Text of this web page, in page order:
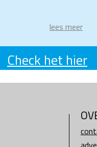
lees meer
Check het hier